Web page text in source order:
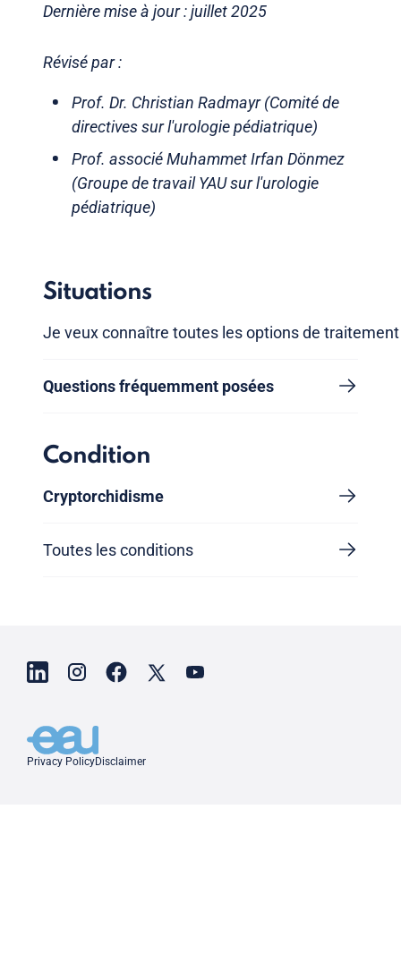
Dernière mise à jour : juillet 2025
Révisé par :
Prof. Dr. Christian Radmayr (Comité de
directives sur l'urologie pédiatrique)
Prof. associé Muhammet Irfan Dönmez
(Groupe de travail YAU sur l'urologie
pédiatrique)
Situations
Je veux connaître toutes les options de traitement
Questions fréquemment posées
Condition
Cryptorchidisme
Toutes les conditions
Privacy PolicyDisclaimer